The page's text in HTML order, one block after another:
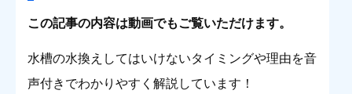
この記事の内容は動画でもご覧いただけます。
水槽の水換えしてはいけないタイミングや理由を音
声付きでわかりやすく解説しています！